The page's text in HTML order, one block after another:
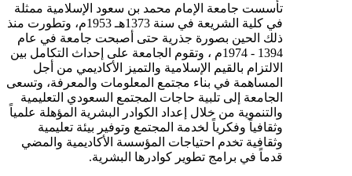
تأسست جامعة الإمام محمد بن سعود الإسلامية ممثلة
في كلية الشريعة في سنة 1373هـ 1953م، وتطورت منذ
ذلك الحين بصورة جذرية حتى أصبحت جامعة في عام
1394 - 1974م ، وتقوم الجامعة على إحداث التكامل بين
الالتزام بالقيم الإسلامية والتميز الأكاديمي من أجل
المساهمة في بناء مجتمع المعلومات والمعرفة، وتسعى
الجامعة إلى تلبية حاجات المجتمع السعودي التعليمية
والتنموية من خلال إعداد الكوادر البشرية المؤهلة علمياً
وثقافياً وفكرياً لخدمة المجتمع وتوفير بيئة تعليمية
وثقافية تخدم احتياجات المؤسسة الأكاديمية والمضي
قدماً في برامج تطوير كوادرها البشرية.